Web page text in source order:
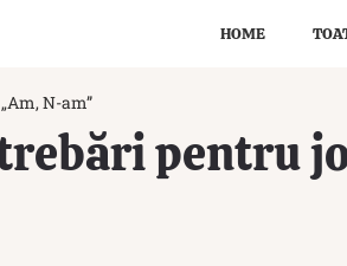
HOME
N-am”
pentru